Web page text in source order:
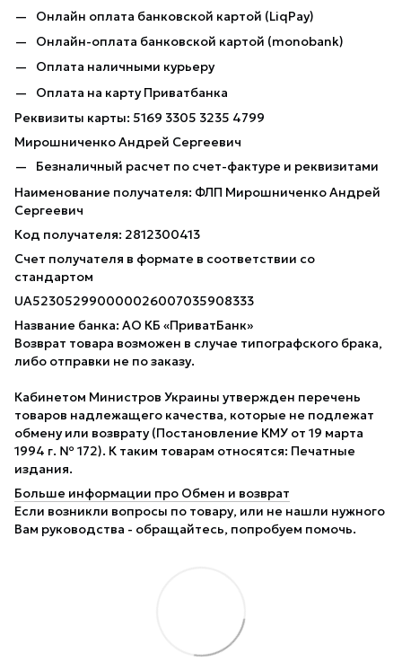
Онлайн оплата банковской картой (LiqPay)
Онлайн-оплата банковской картой (monobank)
Оплата наличными курьеру
Оплата на карту Приватбанка
Реквизиты карты: 5169 3305 3235 4799
Мирошниченко Андрей Сергеевич
Безналичный расчет по счет-фактуре и реквизитами
Наименование получателя: ФЛП Мирошниченко Андрей
Сергеевич
Код получателя: 2812300413
Счет получателя в формате в соответствии со
стандартом
UA523052990000026007035908333
Название банка: АО КБ «ПриватБанк»
Возврат товара возможен в случае типографского брака,
либо отправки не по заказу.
Кабинетом Министров Украины утвержден перечень
товаров надлежащего качества, которые не подлежат
обмену или возврату (Постановление КМУ от 19 марта
1994 г. № 172). К таким товарам относятся: Печатные
издания.
Больше информации про Обмен и возврат
Если возникли вопросы по товару, или не нашли нужного
Вам руководства - обращайтесь, попробуем помочь.